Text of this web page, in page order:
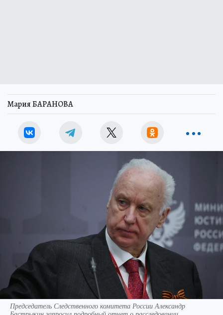
Мария БАРАНОВА
Председатель Следственного комитета России Александр